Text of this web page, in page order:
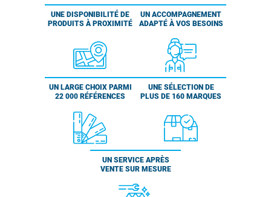
UNE DISPONIBILITÉ DE
PRODUITS À PROXIMITÉ
UN ACCOMPAGNEMENT
ADAPTÉ À VOS BESOINS
UN LARGE CHOIX PARMI
22 000 RÉFÉRENCES
UNE SÉLECTION DE
PLUS DE 160 MARQUES
UN SERVICE APRÈS
VENTE SUR MESURE